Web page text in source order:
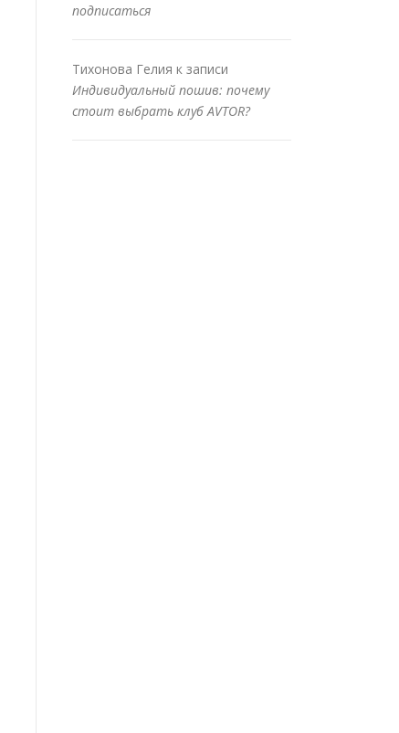
подписаться
Тихонова Гелия к записи
Индивидуальный пошив: почему
стоит выбрать клуб AVTOR?